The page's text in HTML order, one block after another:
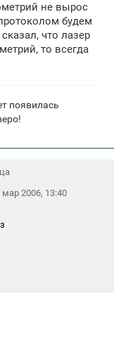
не вырос
будем
что лазер
то всегда
появилась
мар 2006, 13:40